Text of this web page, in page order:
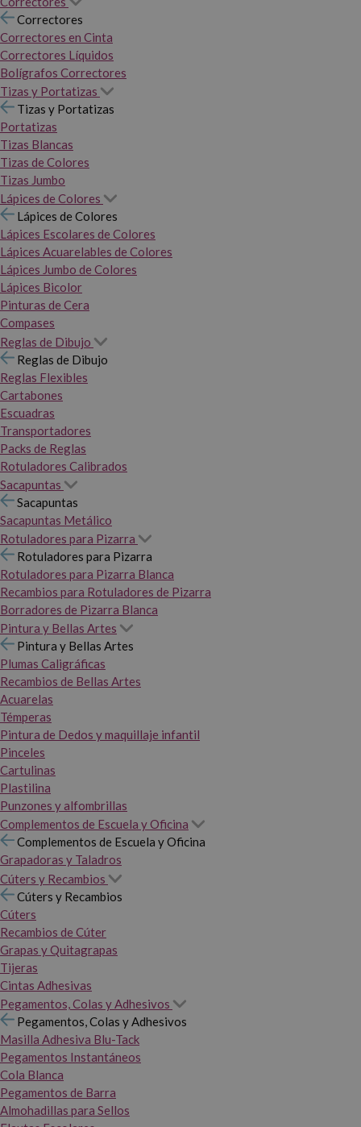
Correctores
Correctores en Cinta
Correctores Líquidos
Bolígrafos Correctores
Tizas y Portatizas
Tizas y Portatizas
Portatizas
Tizas Blancas
Tizas de Colores
Tizas Jumbo
Lápices de Colores
Lápices de Colores
Lápices Escolares de Colores
Lápices Acuarelables de Colores
Lápices Jumbo de Colores
Lápices Bicolor
Pinturas de Cera
Compases
Reglas de Dibujo
Reglas de Dibujo
Reglas Flexibles
Cartabones
Escuadras
Transportadores
Packs de Reglas
Rotuladores Calibrados
Sacapuntas
Sacapuntas
Sacapuntas Metálico
Rotuladores para Pizarra
Rotuladores para Pizarra
Rotuladores para Pizarra Blanca
Recambios para Rotuladores de Pizarra
Borradores de Pizarra Blanca
Pintura y Bellas Artes
Pintura y Bellas Artes
Plumas Caligráficas
Recambios de Bellas Artes
Acuarelas
Témperas
Pintura de Dedos y maquillaje infantil
Pinceles
Cartulinas
Plastilina
Punzones y alfombrillas
Complementos de Escuela y Oficina
Complementos de Escuela y Oficina
Grapadoras y Taladros
Cúters y Recambios
Cúters y Recambios
Cúters
Recambios de Cúter
Grapas y Quitagrapas
Tijeras
Cintas Adhesivas
Pegamentos, Colas y Adhesivos
Pegamentos, Colas y Adhesivos
Masilla Adhesiva Blu-Tack
Pegamentos Instantáneos
Cola Blanca
Pegamentos de Barra
Almohadillas para Sellos